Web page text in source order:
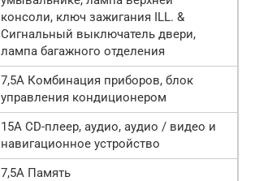
консоли, ключ зажигания ILL. &
Сигнальный выключатель двери,
лампа багажного отделения
7,5А Комбинация приборов, блок
управления кондиционером
15А CD-плеер, аудио, аудио / видео и
навигационное устройство
7,5А Память